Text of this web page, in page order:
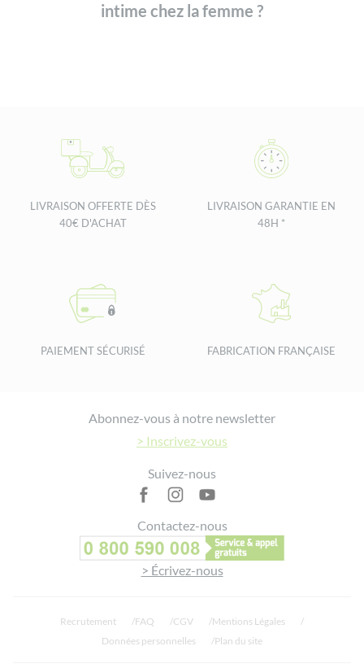
intime chez la femme ?
LIVRAISON OFFERTE DÈS
40€ D'ACHAT
LIVRAISON GARANTIE EN
48H *
PAIEMENT SÉCURISÉ FABRICATION FRANÇAISE
Abonnez-vous à notre newsletter
> Inscrivez-vous
Suivez-nous
Contactez-nous
> Écrivez-nous
Recrutement FAQ CGV
Mentions Légales
Données personnelles
Plan du site